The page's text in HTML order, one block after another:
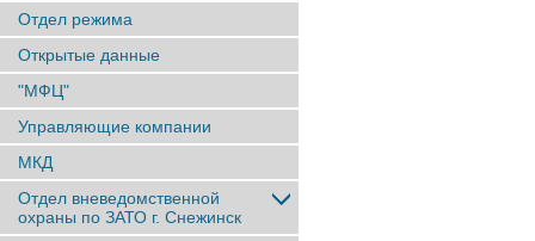
Отдел режима
Открытые данные
"МФЦ"
Управляющие компании
МКД
Отдел вневедомственной
охраны по ЗАТО г. Снежинск